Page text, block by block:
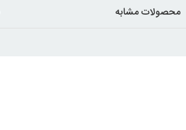
محصولات مشابه